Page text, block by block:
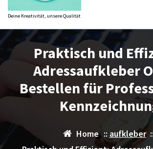
Deine Kreativität, unsere Qualität
Praktisch und
Adressaufkleber
Bestellen für
Home :: aufkleber::